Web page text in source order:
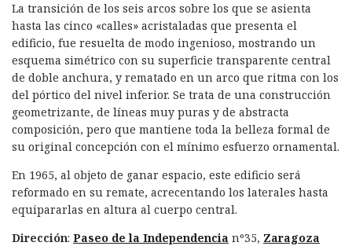
La transición de los seis arcos sobre los que se asienta
hasta las cinco «calles» acristaladas que presenta el
edificio, fue resuelta de modo ingenioso, mostrando un
esquema simétrico con su superficie transparente central
de doble anchura, y rematado en un arco que ritma con los
del pórtico del nivel inferior. Se trata de una construcción
geometrizante, de líneas muy puras y de abstracta
composición, pero que mantiene toda la belleza formal de
su original concepción con el mínimo esfuerzo ornamental.
En 1965, al objeto de ganar espacio, este edificio será
reformado en su remate, acrecentando los laterales hasta
equipararlas en altura al cuerpo central.
Dirección: Paseo de la Independencia nº35, Zaragoza